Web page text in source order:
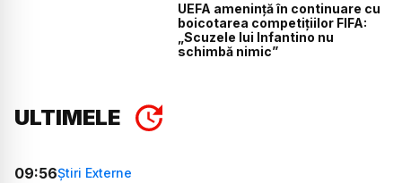
UEFA amenință în continuare cu
boicotarea competițiilor FIFA:
„Scuzele lui Infantino nu
schimbă nimic”
ULTIMELE
09:56Știri Externe